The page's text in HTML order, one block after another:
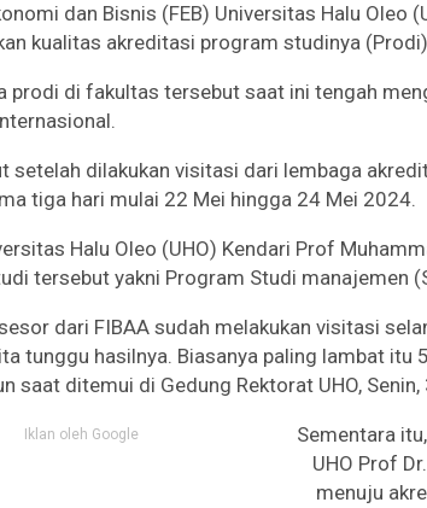
dan Bisnis (FEB) Universitas Halu Oleo
kualitas akreditasi program studinya
prodi di fakultas tersebut saat ini tengah
setelah dilakukan visitasi dari lembaga
tiga hari mulai 22 Mei hingga 24 Mei 2024.
Halu Oleo (UHO) Kendari Prof
tersebut yakni Program Studi manajemen
dari FIBAA sudah melakukan visitasi
tunggu hasilnya. Biasanya paling lambat itu
saat ditemui di Gedung Rektorat UHO,
Iklan oleh Google
Sementara
UHO Prof
menuju